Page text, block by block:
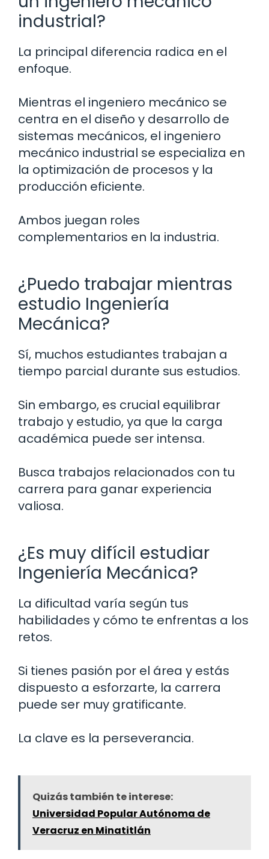
industrial?
La principal diferencia radica en el
enfoque.
Mientras el ingeniero mecánico se
centra en el diseño y desarrollo de
sistemas mecánicos, el ingeniero
mecánico industrial se especializa en
la optimización de procesos y la
producción eficiente.
Ambos juegan roles
complementarios en la industria.
¿Puedo trabajar mientras
estudio Ingeniería
Mecánica?
Sí, muchos estudiantes trabajan a
tiempo parcial durante sus estudios.
Sin embargo, es crucial equilibrar
trabajo y estudio, ya que la carga
académica puede ser intensa.
Busca trabajos relacionados con tu
carrera para ganar experiencia
valiosa.
¿Es muy difícil estudiar
Ingeniería Mecánica?
La dificultad varía según tus
habilidades y cómo te enfrentas a los
retos.
Si tienes pasión por el área y estás
dispuesto a esforzarte, la carrera
puede ser muy gratificante.
La clave es la perseverancia.
Quizás también te interese:
Universidad Popular Autónoma de
Veracruz en Minatitlán